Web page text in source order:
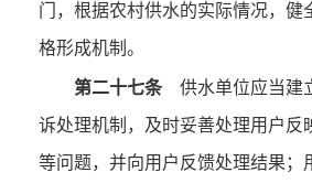
门，根据农村供水的实际情况，健
格形成机制。
第二十七条供水单位应当建
诉处理机制，及时妥善处理用户反
等问题，并向用户反馈处理结果；